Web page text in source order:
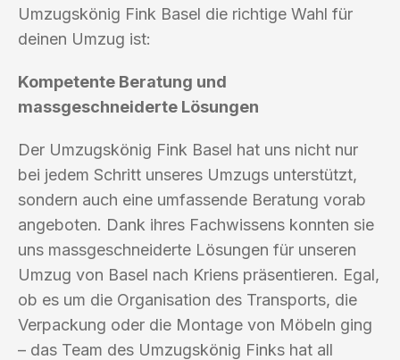
Umzugskönig Fink Basel die richtige Wahl für
deinen Umzug ist:
Kompetente Beratung und
massgeschneiderte Lösungen
Der Umzugskönig Fink Basel hat uns nicht nur
bei jedem Schritt unseres Umzugs unterstützt,
sondern auch eine umfassende Beratung vorab
angeboten. Dank ihres Fachwissens konnten sie
uns massgeschneiderte Lösungen für unseren
Umzug von Basel nach Kriens präsentieren. Egal,
ob es um die Organisation des Transports, die
Verpackung oder die Montage von Möbeln ging
– das Team des Umzugskönig Finks hat all